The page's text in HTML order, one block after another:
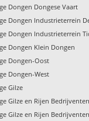
Dongen Dongese Vaart
Dongen Industrieterrein
Dongen Industrieterrein
Dongen Klein Dongen
Dongen-Oost
Dongen-West
Gilze
Gilze en Rijen
Gilze en Rijen